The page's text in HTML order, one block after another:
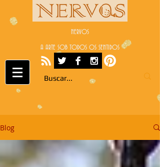
NERVOS
A ARTE SOB TODOS OS SENTIDOS
Blog